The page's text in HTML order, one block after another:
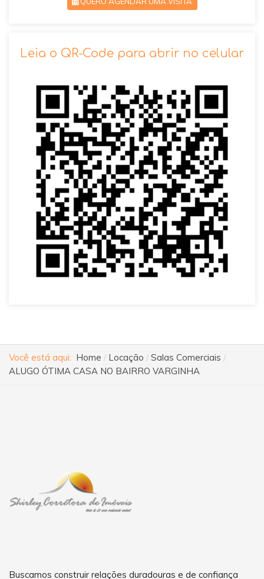
Leia o QR-Code para abrir no celular
Você está aqui: Home Locação
Salas Comerciais
ALUGO ÓTIMA CASA NO BAIRRO VARGINHA
Buscamos construir relações duradouras e de confiança